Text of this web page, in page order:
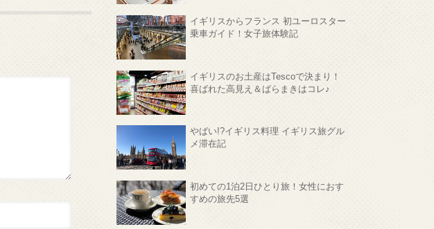
イギリスからフランス 初ユーロスター
乗車ガイド！女子旅体験記
イギリスのお土産はTescoで決まり！
喜ばれた高見え＆ばらまきはコレ♪
やばい!?イギリス料理 イギリス旅グル
メ滞在記
初めての1泊2日ひとり旅！女性におす
すめの旅先5選